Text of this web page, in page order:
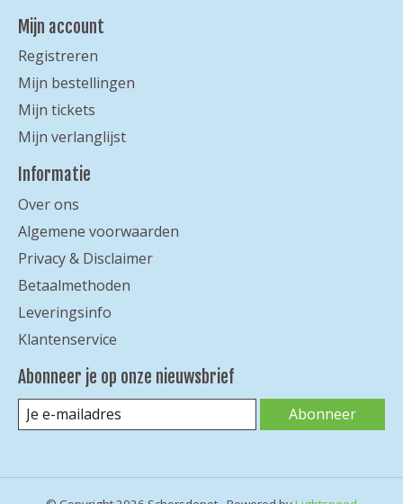
Mijn account
Registreren
Mijn bestellingen
Mijn tickets
Mijn verlanglijst
Informatie
Over ons
Algemene voorwaarden
Privacy & Disclaimer
Betaalmethoden
Leveringsinfo
Klantenservice
Abonneer je op onze nieuwsbrief
Abonneer